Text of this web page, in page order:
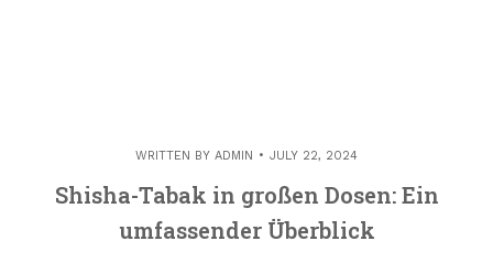
WRITTEN BY ADMIN JULY 22, 2024
Shisha-Tabak in großen Dosen: Ein
umfassender Überblick